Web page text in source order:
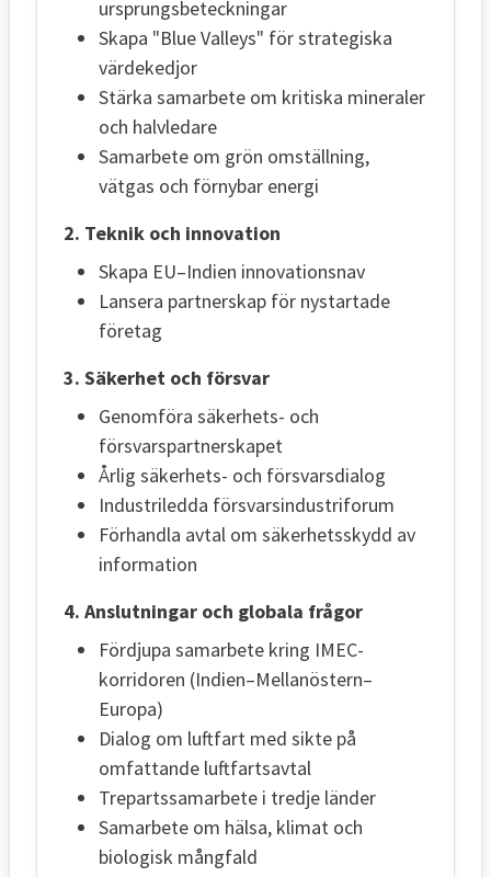
ursprungsbeteckningar
Skapa "Blue Valleys" för strategiska
värdekedjor
Stärka samarbete om kritiska mineraler
och halvledare
Samarbete om grön omställning,
vätgas och förnybar energi
2. Teknik och innovation
Skapa EU–Indien innovationsnav
Lansera partnerskap för nystartade
företag
3. Säkerhet och försvar
Genomföra säkerhets- och
försvarspartnerskapet
Årlig säkerhets- och försvarsdialog
Industriledda försvarsindustriforum
Förhandla avtal om säkerhetsskydd av
information
4. Anslutningar och globala frågor
Fördjupa samarbete kring IMEC-
korridoren (Indien–Mellanöstern–
Europa)
Dialog om luftfart med sikte på
omfattande luftfartsavtal
Trepartssamarbete i tredje länder
Samarbete om hälsa, klimat och
biologisk mångfald